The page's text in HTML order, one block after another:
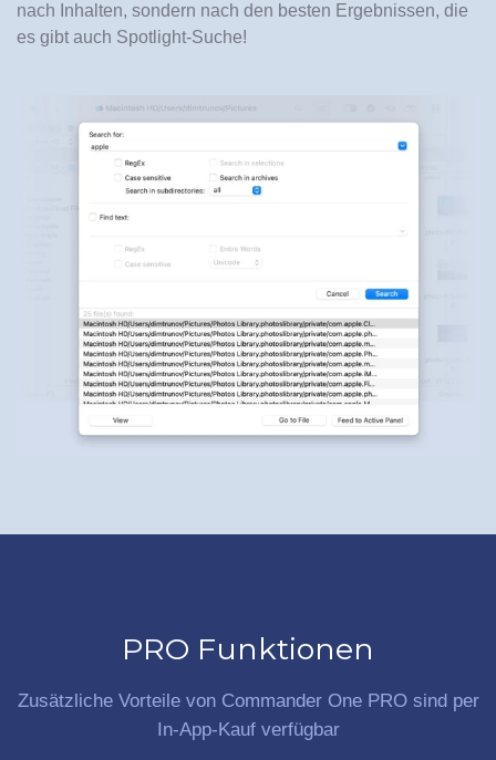
nach Inhalten, sondern nach den besten Ergebnissen, die
es gibt auch Spotlight-Suche!
PRO Funktionen
Zusätzliche Vorteile von Commander One PRO sind per
In-App-Kauf verfügbar